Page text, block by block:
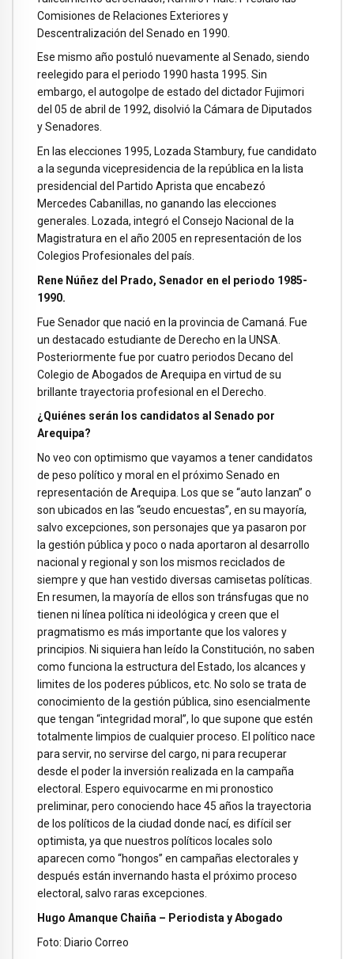
Comisiones de Relaciones Exteriores y
Descentralización del Senado en 1990.
Ese mismo año postuló nuevamente al Senado, siendo
reelegido para el periodo 1990 hasta 1995. Sin
embargo, el autogolpe de estado del dictador Fujimori
del 05 de abril de 1992, disolvió la Cámara de Diputados
y Senadores.
En las elecciones 1995, Lozada Stambury, fue candidato
a la segunda vicepresidencia de la república en la lista
presidencial del Partido Aprista que encabezó
Mercedes Cabanillas, no ganando las elecciones
generales. Lozada, integró el Consejo Nacional de la
Magistratura en el año 2005 en representación de los
Colegios Profesionales del país.
Rene Núñez del Prado, Senador en el periodo 1985-
1990.
Fue Senador que nació en la provincia de Camaná. Fue
un destacado estudiante de Derecho en la UNSA.
Posteriormente fue por cuatro periodos Decano del
Colegio de Abogados de Arequipa en virtud de su
brillante trayectoria profesional en el Derecho.
¿Quiénes serán los candidatos al Senado por
Arequipa?
No veo con optimismo que vayamos a tener candidatos
de peso político y moral en el próximo Senado en
representación de Arequipa. Los que se “auto lanzan” o
son ubicados en las “seudo encuestas”, en su mayoría,
salvo excepciones, son personajes que ya pasaron por
la gestión pública y poco o nada aportaron al desarrollo
nacional y regional y son los mismos reciclados de
siempre y que han vestido diversas camisetas políticas.
En resumen, la mayoría de ellos son tránsfugas que no
tienen ni línea política ni ideológica y creen que el
pragmatismo es más importante que los valores y
principios. Ni siquiera han leído la Constitución, no saben
como funciona la estructura del Estado, los alcances y
limites de los poderes públicos, etc. No solo se trata de
conocimiento de la gestión pública, sino esencialmente
que tengan “integridad moral”, lo que supone que estén
totalmente limpios de cualquier proceso. El político nace
para servir, no servirse del cargo, ni para recuperar
desde el poder la inversión realizada en la campaña
electoral. Espero equivocarme en mi pronostico
preliminar, pero conociendo hace 45 años la trayectoria
de los políticos de la ciudad donde nací, es difícil ser
optimista, ya que nuestros políticos locales solo
aparecen como “hongos” en campañas electorales y
después están invernando hasta el próximo proceso
electoral, salvo raras excepciones.
Hugo Amanque Chaiña – Periodista y Abogado
Foto: Diario Correo